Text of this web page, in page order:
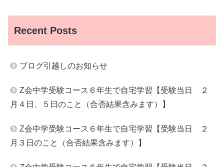
Recent Posts
ブログ引越しのお知らせ
Z会中学受験コース６年生で自宅学習【受験当日 ２
月４日、５日のこと（合否結果含みます）】
Z会中学受験コース６年生で自宅学習【受験当日 ２
月３日のこと（合否結果含みます）】